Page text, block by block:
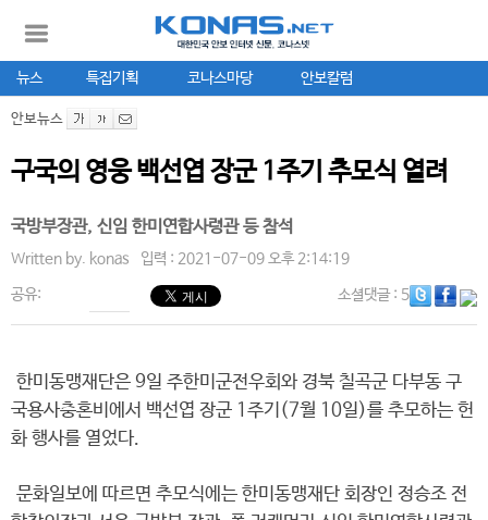
뉴스 특집기획 코나스마당 안보칼럼
안보뉴스
구국의 영웅 백선엽 장군 1주기 추모식 열려
국방부장관, 신임 한미연합사령관 등 참석
Written by. konas 입력 : 2021-07-09 오후 2:14:19
공유: 소셜댓글: 5
한미동맹재단은 9일 주한미군전우회와 경북 칠곡군 다부동 구
국용사충혼비에서 백선엽 장군 1주기(7월 10일)를 추모하는 헌
화 행사를 열었다.
문화일보에 따르면 추모식에는 한미동맹재단 회장인 정승조 전